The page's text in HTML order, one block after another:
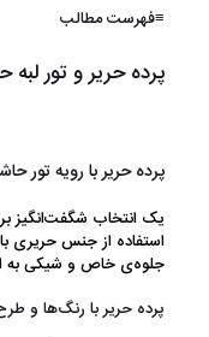
≡فهرست مطالب
پرده حریر و تور لبه
پرده حریر با رویه تور
یک انتخاب شگفت‌انگیز
استفاده از جنس حریری
جلوه‌ی خاص و شیکی به
پرده حریر با رنگ‌ها و